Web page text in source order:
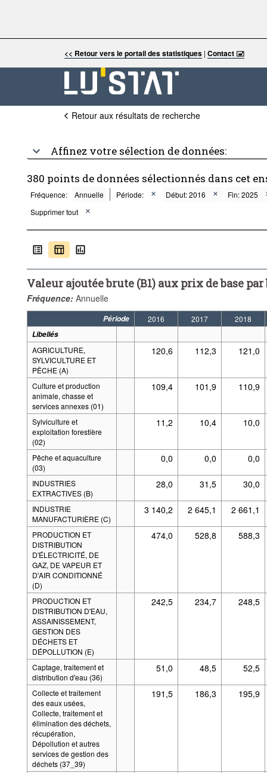
<< Retour vers le portail des statistiques| Contact 🖃
Retour aux résultats de recherche
Affinez votre sélection de données:
380 points de données sélectionnés dans cet
Fréquence: Annuelle Période: Début: 2016
Fin: 2025
Supprimer tout
Valeur ajoutée brute (B1) aux prix de base
Fréquence: Annuelle
Période 2016 2017
2018
Libellés
AGRICULTURE,
SYLVICULTURE ET
PÊCHE (A)
120,6 112,3 121,0
Culture et production
animale, chasse et
services annexes (01)
109,4 101,9 110,9
Sylviculture et
exploitation forestière
(02)
11,2 10,4 10,0
Pêche et aquaculture
(03)
0,0 0,0 0,0
INDUSTRIES
EXTRACTIVES (B)
28,0 31,5 30,0
INDUSTRIE
MANUFACTURIÈRE (C)
3 140,2 2 645,1 2 661,1
PRODUCTION ET
DISTRIBUTION
D'ÉLECTRICITÉ, DE
GAZ, DE VAPEUR ET
D'AIR CONDITIONNÉ
(D)
474,0 528,8 588,3
PRODUCTION ET
DISTRIBUTION D'EAU,
ASSAINISSEMENT,
GESTION DES
DÉCHETS ET
DÉPOLLUTION (E)
242,5 234,7 248,5
Captage, traitement et
distribution d'eau (36)
51,0 48,5 52,5
Collecte et traitement
des eaux usées,
Collecte, traitement et
élimination des déchets,
récupération,
Dépollution et autres
services de gestion des
déchets (37_39)
191,5 186,3 195,9